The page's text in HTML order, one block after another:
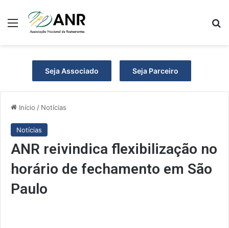
Menu
Seja Associado Seja Parceiro
Início / Notícias
Notícias
ANR reivindica flexibilização no
horário de fechamento em São
Paulo